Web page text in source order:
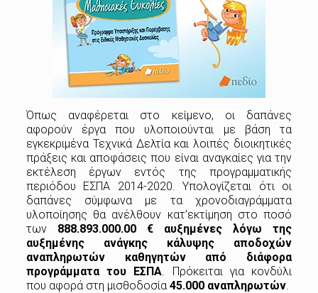
Όπως αναφέρεται στο κείμενο, οι δαπάνες
αφορούν έργα που υλοποιούνται με βάση τα
εγκεκριμένα Τεχνικά Δελτία και λοιπές διοικητικές
πράξεις και αποφάσεις που είναι αναγκαίες για την
εκτέλεση έργων εντός της προγραμματικής
περιόδου ΕΣΠΑ 2014-2020. Υπολογίζεται ότι οι
δαπάνες σύμφωνα με τα χρονοδιαγράμματα
υλοποίησης θα ανέλθουν κατ’εκτίμηση στο ποσό
των 888.893.000.00 € αυξημένες λόγω της
αυξημένης ανάγκης κάλυψης αποδοχών
αναπληρωτών καθηγητών από διάφορα
προγράμματα του ΕΣΠΑ. Πρόκειται για κονδύλι
που αφορά στη μισθοδοσία45.000 αναπληρωτών.